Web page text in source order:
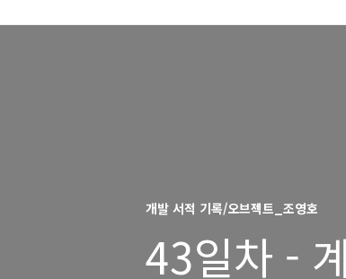
개발 서적 기록/오브젝트_조영호
43일차 -